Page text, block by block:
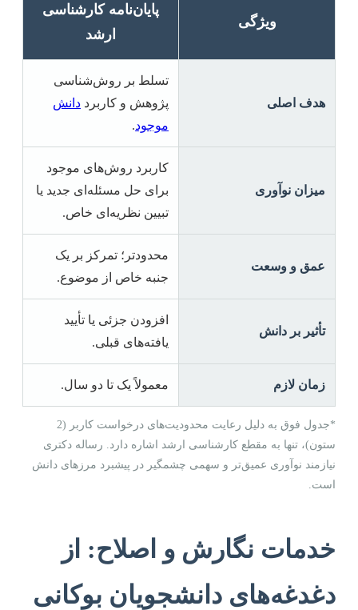
ویژگی
پایان‌نامه کارشناسی
ارشد
هدف اصلی
تسلط بر روش‌شناسی
پژوهش و کاربرد دانش
موجود.
میزان نوآوری
کاربرد روش‌های موجود
برای حل مسئله‌ای جدید یا
تبیین نظریه‌ای خاص.
عمق و وسعت
محدودتر؛ تمرکز بر یک
جنبه خاص از موضوع.
تأثیر بر دانش
افزودن جزئی یا تأیید
یافته‌های قبلی.
زمان لازم معمولاً یک تا دو سال.
*جدول فوق به دلیل رعایت محدودیت‌های درخواست کاربر (2
ستون)، تنها به مقطع کارشناسی ارشد اشاره دارد. رساله دکتری
نیازمند نوآوری عمیق‌تر و سهمی چشمگیر در پیشبرد مرزهای دانش
است.
خدمات نگارش و اصلاح: از
دغدغه‌های دانشجویان بوکانی